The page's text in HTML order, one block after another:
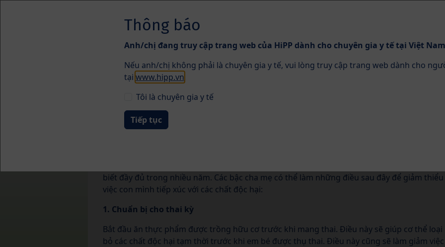
Sức khỏe Dinh dưỡng Chuyên môn & CME
Làm thế nào để giảm thiểu việc trẻ tiếp xúc với
các hóa chất độc hại?
biết đầy đủ trong nhiều năm. Các bậc cha mẹ có thể làm những điều sau đây để giảm thiểu
việc con mình tiếp xúc với các chất độc hại:
1. Chuẩn bị cho thai kỳ
Bắt đầu ăn thực phẩm được trồng hữu cơ trước khi mang thai. Điều này sẽ giúp cơ thể loại
bỏ các chất độc hại tạm thời trước khi em bé được thụ thai. Điều này cũng sẽ làm giảm việc
Thông báo
Anh/chị đang truy cập trang web của HiPP dành cho chuyên gia y tế tại Việt
Nếu anh/chị không phải là chuyên gia y tế, vui lòng truy cập trang web dành cho
tại www.hipp.vn
Tôi là chuyên gia y tế